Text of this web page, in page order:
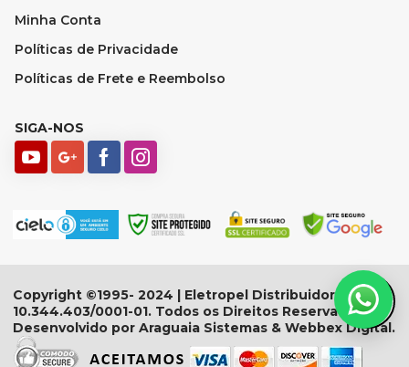
Minha Conta
Políticas de Privacidade
Políticas de Frete e Reembolso
SIGA-NOS
Copyright ©1995- 2024 | Eletropel Distribuidora - CNPJ:
10.344.403/0001-01. Todos os Direitos Reservados.
Desenvolvido por Araguaia Sistemas & Webbex Digital.